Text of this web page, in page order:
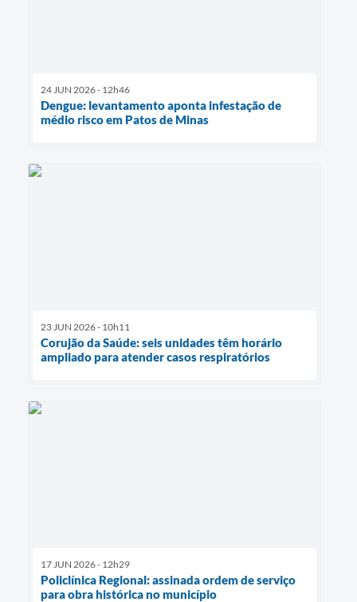
24 JUN 2026 - 12h46
Dengue: levantamento aponta infestação de
médio risco em Patos de Minas
23 JUN 2026 - 10h11
Corujão da Saúde: seis unidades têm horário
ampliado para atender casos respiratórios
17 JUN 2026 - 12h29
Policlínica Regional: assinada ordem de serviço
para obra histórica no município